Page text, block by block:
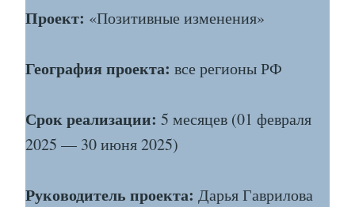
Проект: «Позитивные изменения»
География проекта: все регионы РФ
Срок реализации: 5 месяцев (01 февраля
2025 — 30 июня 2025)
Руководитель проекта: Дарья Гаврилова